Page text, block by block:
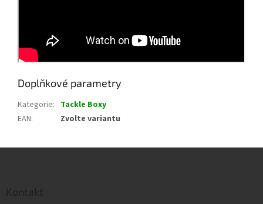
Doplňkové parametry
Kategorie: Tackle Boxy
EAN: Zvolte variantu